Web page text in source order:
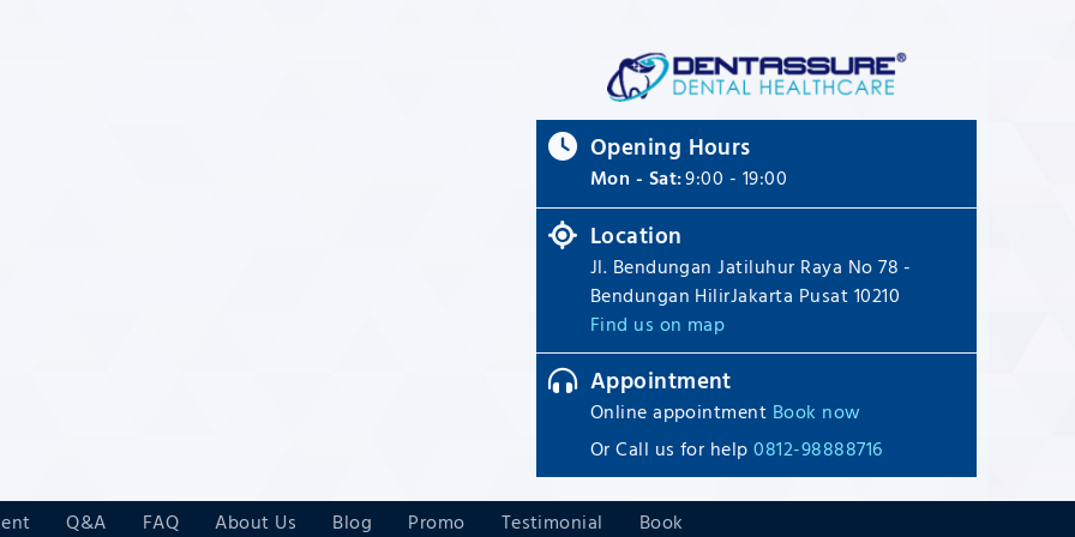
Opening Hours
Mon - Sat:9:00 - 19:00
Location
Jl. Bendungan Jatiluhur Raya No 78 -
Bendungan HilirJakarta Pusat 10210
Find us on map
Appointment
Online appointment Book now
Or Call us for help0812-98888716
Q&A FAQ About Us Blog Promo Testimonial Book